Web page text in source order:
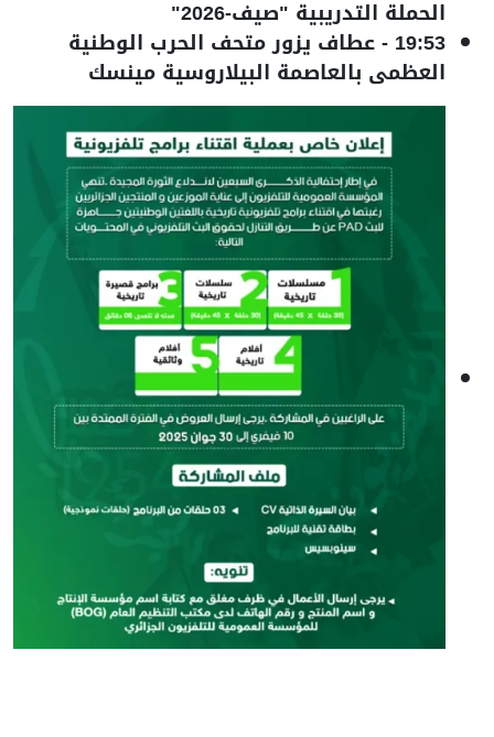
الحملة التدريبية "صيف-2026"
19:53
-عطاف يزور متحف الحرب الوطنية
العظمى بالعاصمة البيلاروسية مينسك